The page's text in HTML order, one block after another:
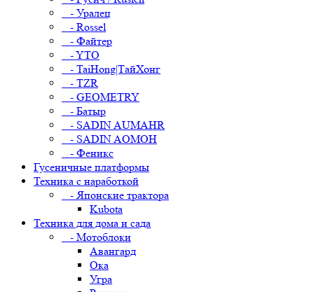
- Уралец
- Rossel
- Файтер
- YTO
- TaiHong|ТайХонг
- TZR
- GEOMETRY
- Батыр
- SADIN AUMAHR
- SADIN AOMOH
- Феникс
Гусеничные платформы
Техника с наработкой
- Японские трактора
Kubota
Техника для дома и сада
- Мотоблоки
Авангард
Ока
Угра